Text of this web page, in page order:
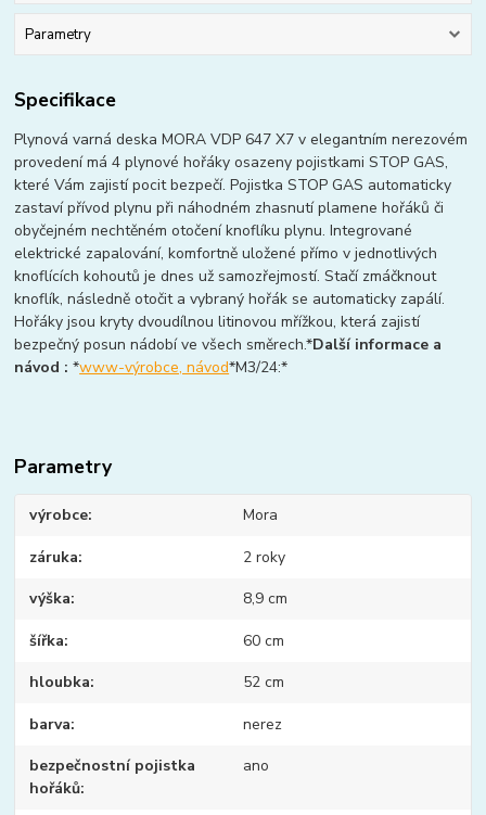
Parametry
Specifikace
Plynová varná deska MORA VDP 647 X7 v elegantním nerezovém
provedení má 4 plynové hořáky osazeny pojistkami STOP GAS,
které Vám zajistí pocit bezpečí. Pojistka STOP GAS automaticky
zastaví přívod plynu při náhodném zhasnutí plamene hořáků či
obyčejném nechtěném otočení knoflíku plynu. Integrované
elektrické zapalování, komfortně uložené přímo v jednotlivých
knoflících kohoutů je dnes už samozřejmostí. Stačí zmáčknout
knoflík, následně otočit a vybraný hořák se automaticky zapálí.
Hořáky jsou kryty dvoudílnou litinovou mřížkou, která zajistí
bezpečný posun nádobí ve všech směrech.*Další informace a
návod : *www-výrobce, návod*M3/24:*
Parametry
výrobce Mora
záruka 2 roky
výška 8,9 cm
šířka 60 cm
hloubka 52 cm
barva nerez
bezpečnostní pojistka
hořáků
ano